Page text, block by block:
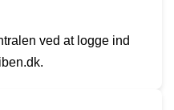
ved at logge ind